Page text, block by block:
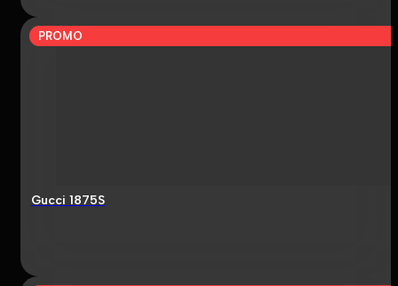
PROMO
Gucci 1875S